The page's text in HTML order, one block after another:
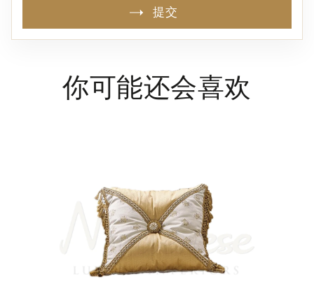
提交
你可能还会喜欢